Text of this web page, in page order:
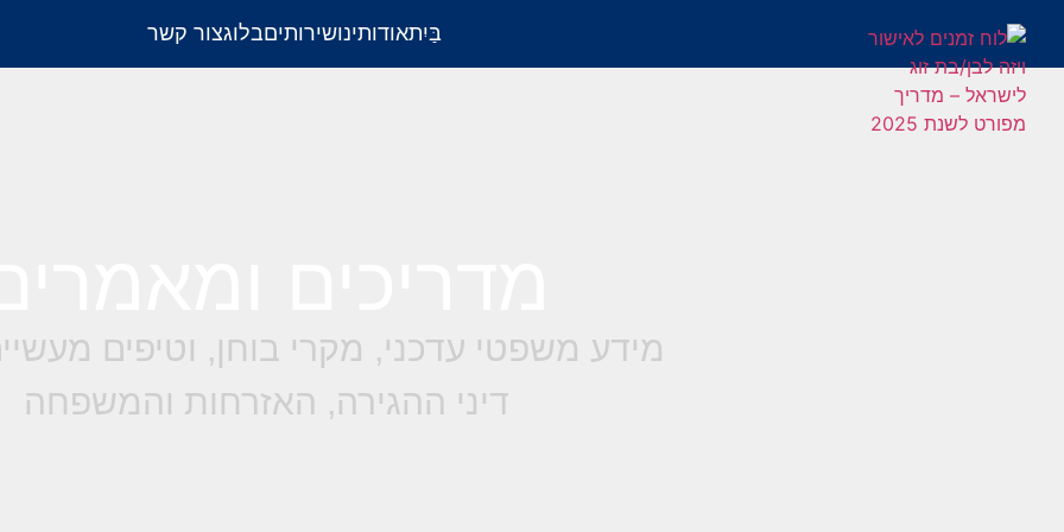
בַּיִתאודותינושירותיםבלוגצור קשר
מידע משפטי עדכני, מקרי בוחן, וטיפים
דיני ההגירה, האזרחות והמשפחה